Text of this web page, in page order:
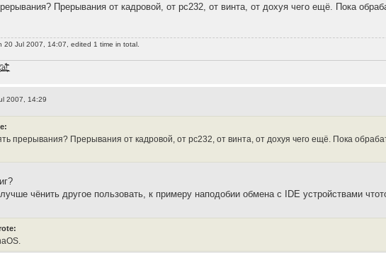
Прерывания от кадровой, от рс232, от винта, от дохуя чего ещё. Пока
20 Jul 2007, 14:07, edited 1 time in total.
2007, 14:29
прерывания? Прерывания от кадровой, от рс232, от винта, от дохуя чего ещё. Пока
чёнить другое пользовать, к примеру наподобии обмена с IDE устройствами